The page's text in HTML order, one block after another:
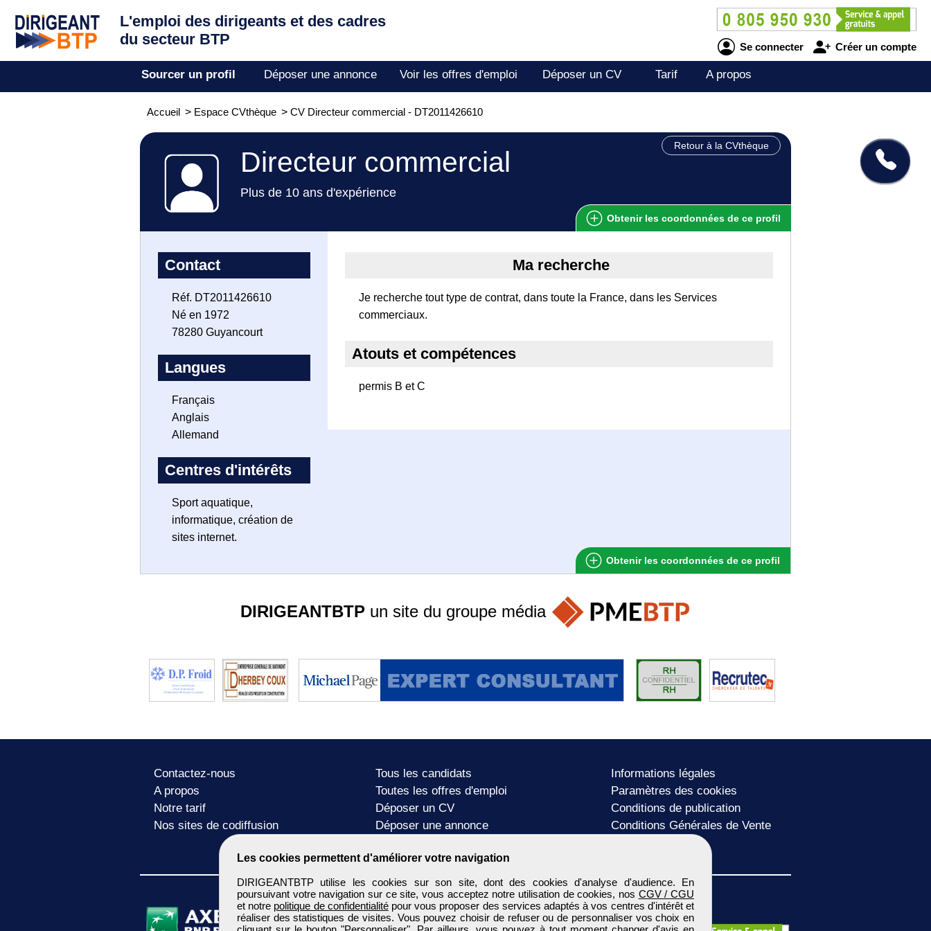
L'emploi des dirigeants et des cadres
du secteur BTP
Se connecter Créer un compte
Sourcer un profil Déposer une annonce Voir les offres d'emploi Déposer un CV Tarif A propos
Accueil > Espace CVthèque > CV Directeur commercial - DT2011426610
Retour à la CVthèque
Directeur commercial
Plus de 10 ans d'expérience
Obtenir les coordonnées de ce profil
Contact
Réf. DT2011426610
Né en 1972
78280 Guyancourt
Langues
Français
Anglais
Allemand
Centres d'intérêts
Sport aquatique,
informatique, création de
sites internet.
Ma recherche
Je recherche tout type de contrat, dans toute la France, dans les Services
commerciaux.
Atouts et compétences
permis B et C
Obtenir les coordonnées de ce profil
Les cookies permettent d'améliorer votre navigation
DIRIGEANTBTP utilise les cookies sur son site, dont des cookies d'analyse d'audience. En
poursuivant votre navigation sur ce site, vous acceptez notre utilisation de cookies, nos CGV / CGU
et notre politique de confidentialitépour vous proposer des services adaptés à vos centres d'intérêt et
réaliser des statistiques de visites. Vous pouvez choisir de refuser ou de personnaliser vos choix en
DIRIGEANTBTPun site du groupe média
Contactez-nous
A propos
Notre tarif
Nos sites de codiffusion
Tous les candidats
Toutes les offres d'emploi
Déposer un CV
Déposer une annonce
Informations légales
Paramètres des cookies
Conditions de publication
Conditions Générales de Vente